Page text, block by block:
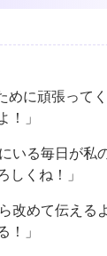
めに頑張って
！」
いる毎日が私
しくね！」
改めて伝える
！」